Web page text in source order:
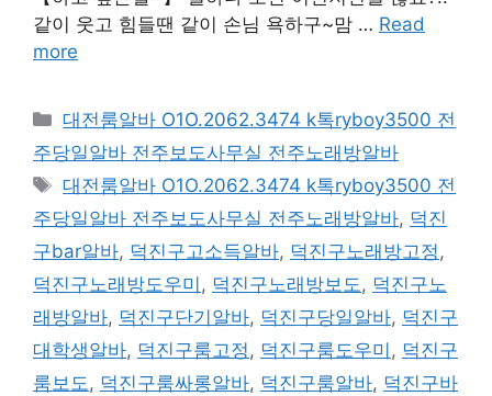
같이 웃고 힘들땐 같이 손님 욕하구~맘 … Read
more
카
테
리
대전룸알바 O1O.2062.3474 k톡ryboy3500 전
주당일알바 전주보도사무실 전주노래방알바
태
그
대전룸알바 O1O.2062.3474 k톡ryboy3500 전
주당일알바 전주보도사무실 전주노래방알바, 덕진
구bar알바, 덕진구고소득알바, 덕진구노래방고정,
덕진구노래방도우미 , 덕진구노래방보도, 덕진구노
래방알바, 덕진구단기알바, 덕진구당일알바, 덕진구
대학생알바, 덕진구룸고정, 덕진구룸도우미 , 덕진구
룸보도, 덕진구룸싸롱알바, 덕진구룸알바, 덕진구바